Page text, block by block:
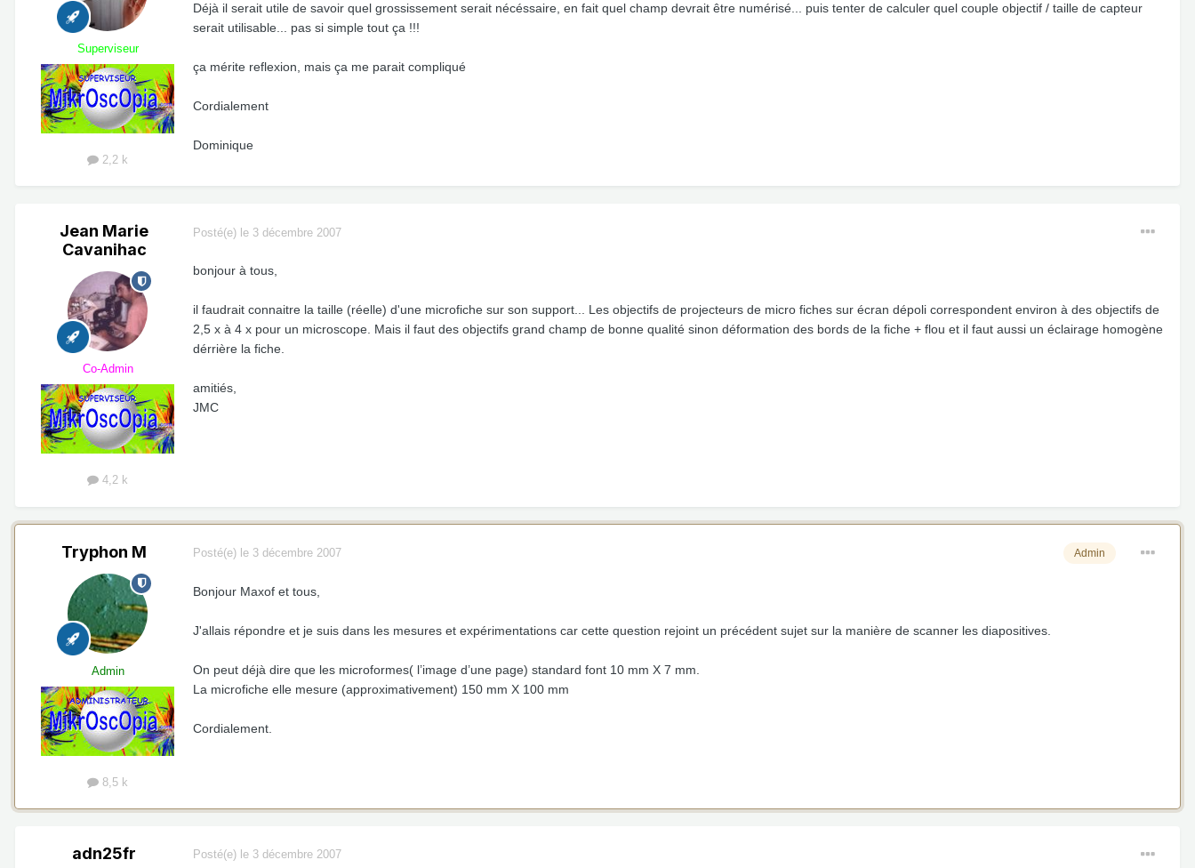
Superviseur
2,2 k
Déjà il serait utile de savoir quel grossissement serait nécéssaire, en fait quel champ devrait être numérisé... puis tenter de calculer quel couple objectif / taille de capteur
serait utilisable... pas si simple tout ça !!!
ça mérite reflexion, mais ça me parait compliqué
Cordialement
Dominique
Jean Marie
Cavanihac
Co-Admin
4,2 k
Posté(e) le 3 décembre 2007
bonjour à tous,
il faudrait connaitre la taille (réelle) d'une microfiche sur son support... Les objectifs de projecteurs de micro fiches sur écran dépoli correspondent environ à des objectifs de
2,5 x à 4 x pour un microscope. Mais il faut des objectifs grand champ de bonne qualité sinon déformation des bords de la fiche + flou et il faut aussi un éclairage homogène
dérrière la fiche.
amitiés,
JMC
Tryphon M
Admin
8,5 k
Admin
Posté(e) le 3 décembre 2007
Bonjour Maxof et tous,
J'allais répondre et je suis dans les mesures et expérimentations car cette question rejoint un précédent sujet sur la manière de scanner les diapositives.
On peut déjà dire que les microformes( l’image d’une page) standard font 10 mm X 7 mm.
La microfiche elle mesure (approximativement) 150 mm X 100 mm
Cordialement.
adn25fr Posté(e) le 3 décembre 2007